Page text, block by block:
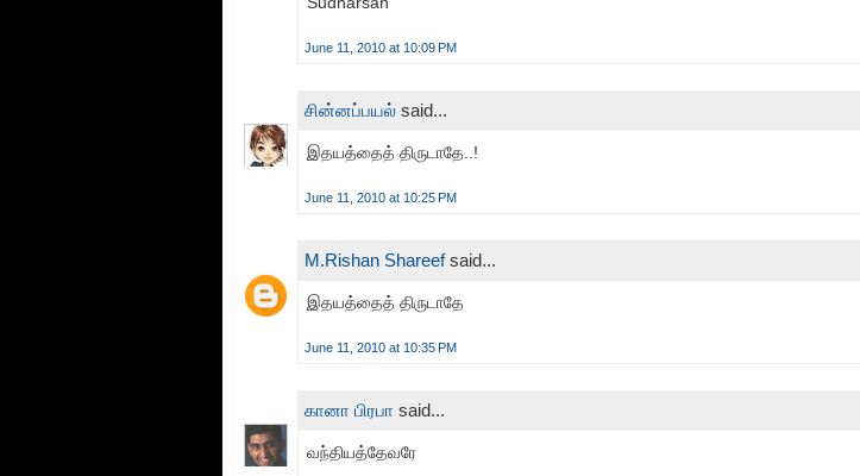
June 11, 2010 at 10:09 PM
சின்னப்பயல் said...
இதயத்தைத் திருடாதே..!
June 11, 2010 at 10:25 PM
M.Rishan Shareefsaid...
இதயத்தைத் திருடாதே
June 11, 2010 at 10:35 PM
கானா பிரபா said...
வந்தியத்தேவரே